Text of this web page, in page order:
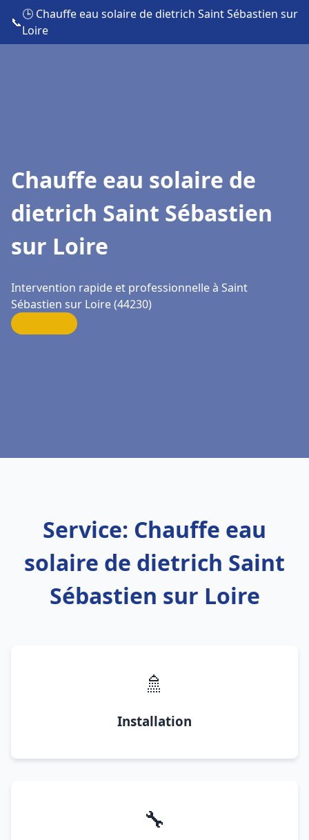
📞
🕒 Chauffe eau solaire de dietrich Saint Sébastien sur
Loire
Chauffe eau solaire de
dietrich Saint Sébastien
sur Loire
Intervention rapide et professionnelle à Saint
Sébastien sur Loire (44230)
Service: Chauffe eau
solaire de dietrich Saint
Sébastien sur Loire
🚿
Installation
🔧